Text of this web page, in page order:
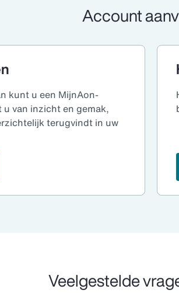
Account
kunt u een MijnAon-
van inzicht en gemak,
terugvindt in uw
Veelgestelde